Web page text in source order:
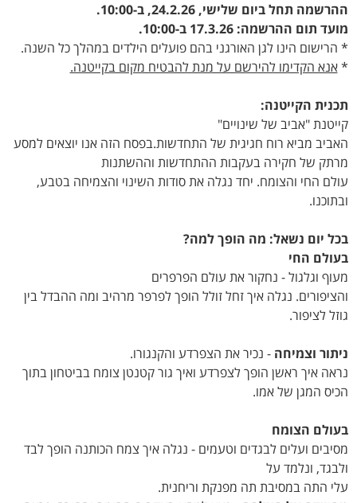
ההרשמה תחל ביום שלישי, 24.2.26, ב-10:00.
מועד תום ההרשמה: 17.3.26 ב-10:00.
* הרישום הינו לגן האורגני בהם פועלים הילדים במהלך כל השנה.
*אנא הקדימו להירשם על מנת להבטיח מקום בקייטנה.
תכנית הקייטנה:
קייטנת "אביב של שינויים"
האביב מביא רוח חגיגית של התחדשות.בפסח הזה אנו יוצאים למסע
מרתק של חקירה בעקבות ההתחדשות וההשתנות
עולם החי והצומח. יחד נגלה את סודות השינוי והצמיחה בטבע,
ובתוכנו.
בכל יום נשאל: מה הופך למה?
בעולם החי
מעוף וגלגול - נחקור את עולם הפרפרים
והציפורים. נגלה איך זחל זולל הופך לפרפר מרהיב ומה ההבדל בין
גוזל לציפור.
ניתור וצמיחה - נכיר את הצפרדע והקנגורו.
נראה איך ראשן הופך לצפרדע ואיך גור קטנטן צומח בביטחון בתוך
הכיס המגן של אמו.
בעולם הצומח
מסיבים ועלים לבגדים וטעמים - נגלה איך צמח הכותנה הופך לבד
ולבגד, ונלמד על
עלי התה במסיבת תה מפנקת וריחנית.